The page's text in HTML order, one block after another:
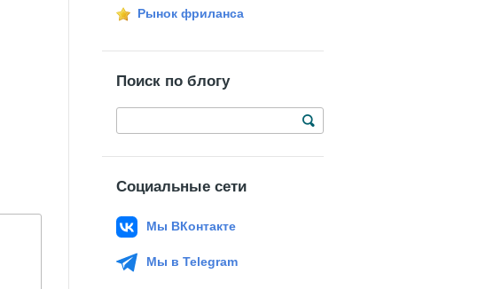
Рынок фриланса
Поиск по блогу
Социальные сети
Мы ВКонтакте
Мы в Telegram